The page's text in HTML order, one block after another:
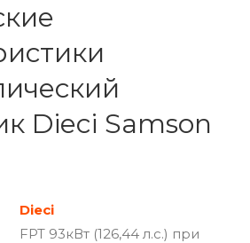
Dieci Samson
Dieci
FPT 93кВт (126,44 л.с.) при